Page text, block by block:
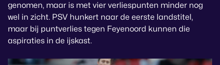
genomen, maar is met vier verliespunten minder nog
wel in zicht. PSV hunkert naar de eerste landstitel,
maar bij puntverlies tegen Feyenoord kunnen die
aspiraties in de ijskast.